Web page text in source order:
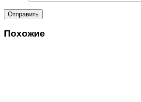
Похожие